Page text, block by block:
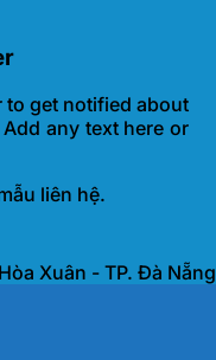
to get notified about
any text here or
liên hệ.
Xuân - TP. Đà Nẵng